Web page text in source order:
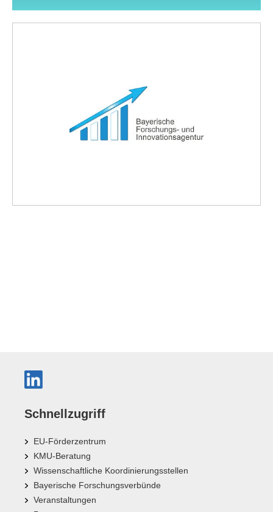
Schnellzugriff
EU-Förderzentrum
KMU-Beratung
Wissenschaftliche Koordinierungsstellen
Bayerische Forschungsverbünde
Veranstaltungen